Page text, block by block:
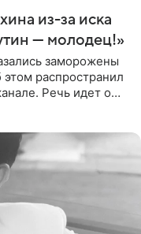
из-за иска
— молодец!»
заморожены
распространил
Речь идет о